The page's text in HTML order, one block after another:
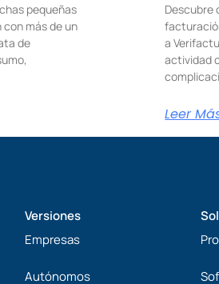
pequeñas
más de un
de
Descubre
a
actividad
Leer
Versiones
Empresas
Autónomos